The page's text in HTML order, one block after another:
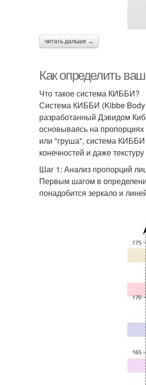
читать дальше →
Как определить
Что такое система КИББИ?
Система КИББИ (Kibbe Body
разработанный Дэвидом
основываясь на
или "груша", система
конечностей и даже
Шаг 1: Анализ пропорций
Первым шагом в
понадобится зеркало и